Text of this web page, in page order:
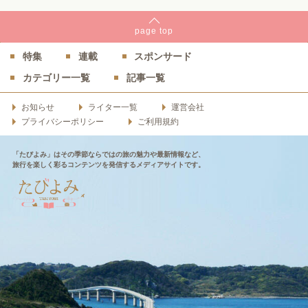
page top
特集 連載
スポンサード
カテゴリー一覧
記事一覧
お知らせ ライター一覧
運営会社
プライバシーポリシー
ご利用規約
「たびよみ」はその季節ならではの旅の魅力や最新情報など、
旅行を楽しく彩るコンテンツを発信するメディアサイトです。